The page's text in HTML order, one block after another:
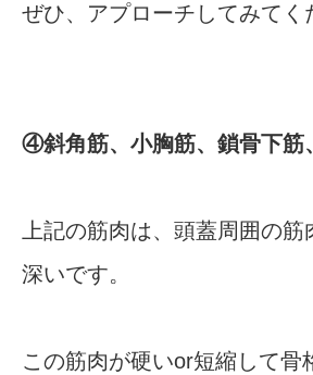
ぜひ、アプローチしてみてく
④斜角筋、小胸筋、鎖骨下筋
上記の筋肉は、頭蓋周囲の
深いです。
この筋肉が硬いor短縮して骨